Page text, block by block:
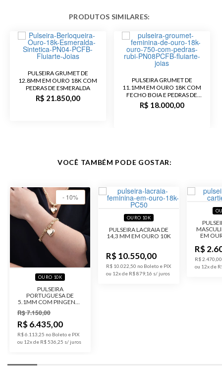
comprimento: 18,2 gramas
comprimento: 19,2 gramas
Garantia de
12 meses
Material Ouro 18K
Grumet
Largura
PULSEIRA GRUMET DE
12.8MM EM OURO 18K COM
PEDRAS DE ESMERALDA
R$ 21.850,00
PULSEIRA GRUMET DE
11.1MM EM OURO 18K COM
FECHO BOIA E PEDRAS DE
RUBI
R$ 18.000,00
VOCÊ TAMBÉM PODE GOSTAR:
OURO 10K
PULSEIRA
PORTUGUESA DE
5.1MM COM PINGENTE
OURO 10K COM
PEDRAS DE ZIRCÔNIA
R$ 7.150,00
- 10%
R$ 6.435,00
R$ 6.113,25 no Boleto e PIX
ou 12x de R$ 536,25
OURO 10K
PULSEIRA LACRAIA DE
14,3 MM EM OURO 10K
R$ 10.550,00
R$ 10.022,50 no Boleto e PIX
ou 12x de R$ 879,16
EM
R$
R$
ou 12x de